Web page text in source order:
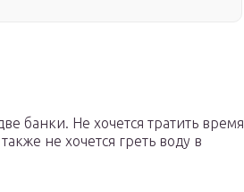
банки. Не хочется тратить время
не хочется греть воду в